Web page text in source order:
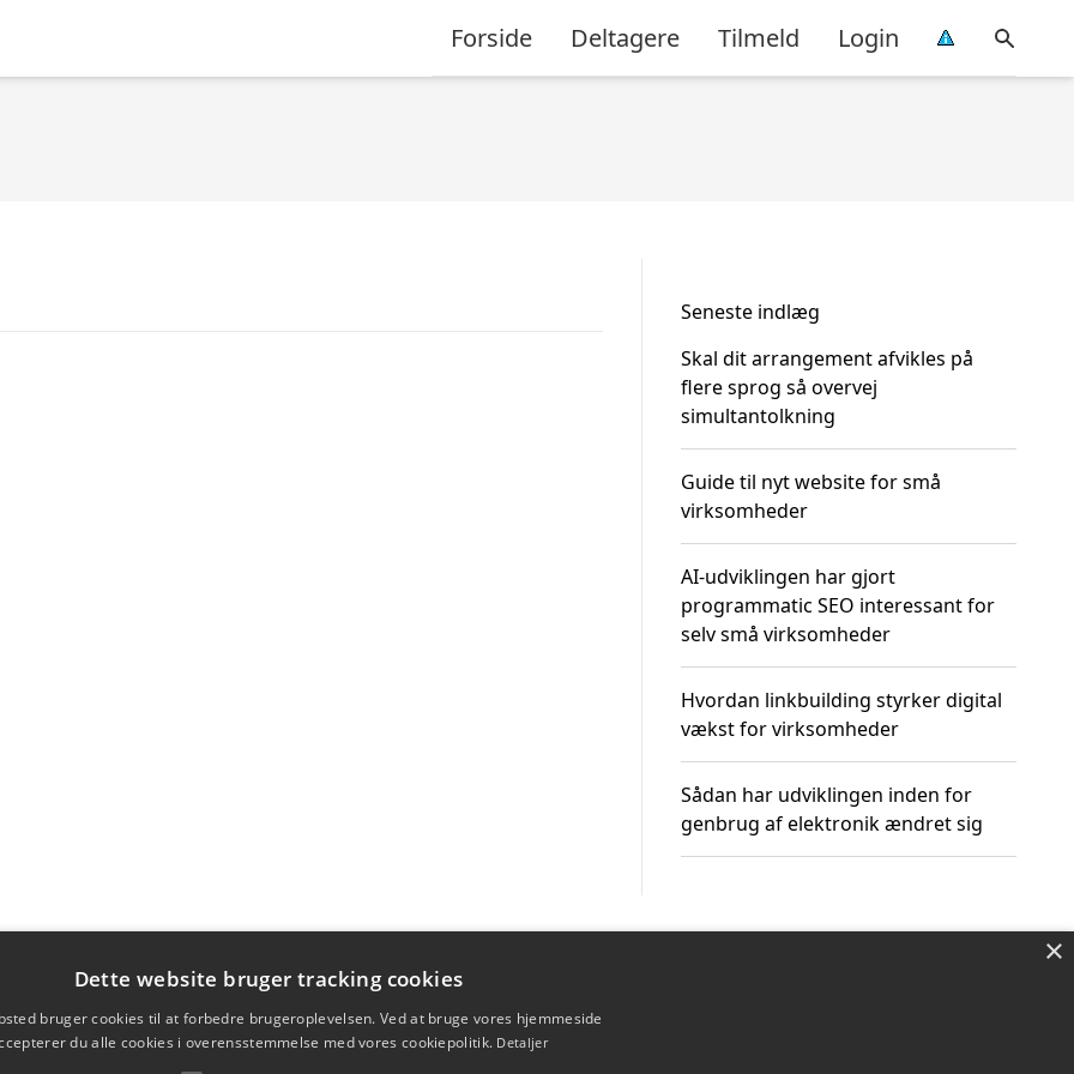
Forside Deltagere Tilmeld Login
Seneste indlæg
Skal dit arrangement afvikles på
flere sprog så overvej
simultantolkning
Guide til nyt website for små
virksomheder
AI-udviklingen har gjort
programmatic SEO interessant for
selv små virksomheder
Hvordan linkbuilding styrker digital
vækst for virksomheder
Sådan har udviklingen inden for
genbrug af elektronik ændret sig
×
Dette website bruger tracking cookies
bruger cookies til at forbedre brugeroplevelsen. Ved at bruge vores hjemmeside
du alle cookies i overensstemmelse med vores cookiepolitik. Detaljer